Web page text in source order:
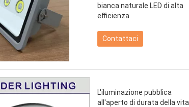
bianca naturale LED di alta
efficienza
Contattaci
L'iluminazione pubblica
all'aperto di durata della vita